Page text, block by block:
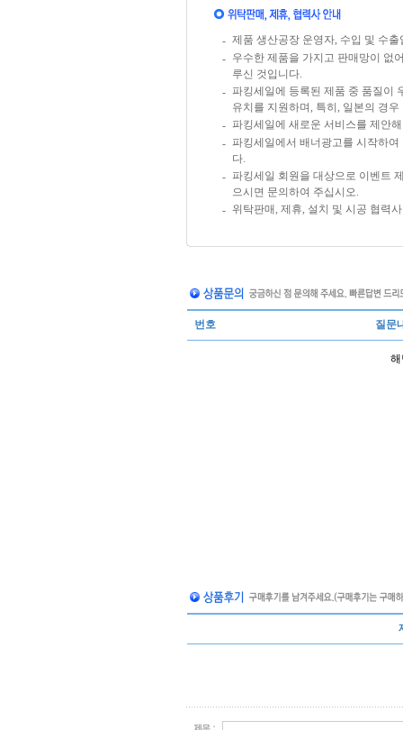
- 제품 생산공장 운영자, 수입 및 수
- 우수한 제품을 가지고 판매망이 없
루신 것입니다.
- 파킹세일에 등록된 제품 중 품질이
유치를 지원하며, 특히, 일본의 경
- 파킹세일에 새로운 서비스를 제안
- 파킹세일에서 배너광고를 시작하
다.
- 파킹세일 회원을 대상으로 이벤트
으시면 문의하여 주십시오.
- 위탁판매, 제휴, 설치 및 시공 협력